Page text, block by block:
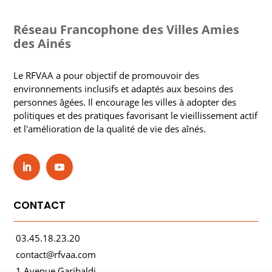
Réseau Francophone des Villes Amies
des Ainés
Le RFVAA a pour objectif de promouvoir des
environnements inclusifs et adaptés aux besoins des
personnes âgées. Il encourage les villes à adopter des
politiques et des pratiques favorisant le vieillissement actif
et l'amélioration de la qualité de vie des aînés.
CONTACT
03.45.18.23.20
contact@rfvaa.com